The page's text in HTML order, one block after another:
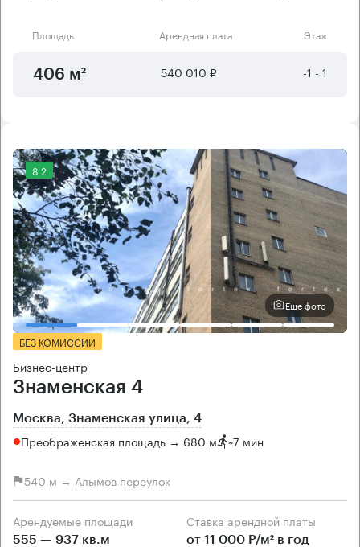
Площадь Арендная плата Этаж
406 м² 540 010 ₽ -1 - 1
8.2
Еще фото
БЕЗ КОМИССИИ
Бизнес-центр
Знаменская 4
Москва, Знаменская улица, 4
Преображенская площадь → 680 м ~7 мин
540 м → Алымов переулок
Арендуемые площади
555 — 937 кв.м
Ставка арендной платы
от 11 000 Р/м² в год